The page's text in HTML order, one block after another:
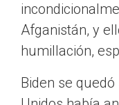
Afganistán, y
humillación,
Biden se